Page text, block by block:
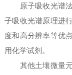
原子吸收光谱法
子吸收光谱原理进
度和高分辨率等优
用化学试剂。
其他土壤微量元